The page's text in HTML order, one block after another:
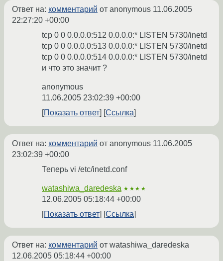
Ответ на: комментарий от anonymous 11.06.2005
22:27:20 +00:00
tcp 0 0 0.0.0.0:512 0.0.0.0:* LISTEN 5730/inetd
tcp 0 0 0.0.0.0:513 0.0.0.0:* LISTEN 5730/inetd
tcp 0 0 0.0.0.0:514 0.0.0.0:* LISTEN 5730/inetd
и что это значит ?
anonymous
11.06.2005 23:02:39 +00:00
Показать ответ
Ссылка
Ответ на: комментарий от anonymous 11.06.2005
23:02:39 +00:00
Теперь vi /etc/inetd.conf
watashiwa_daredeska ★★★★
12.06.2005 05:18:44 +00:00
Показать ответ
Ссылка
Ответ на: комментарий от watashiwa_daredeska
12.06.2005 05:18:44 +00:00